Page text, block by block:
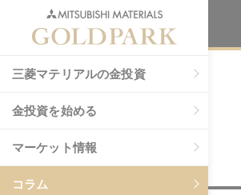
三菱マテリアルの金投資
金投資を始める
マーケット情報
コラム